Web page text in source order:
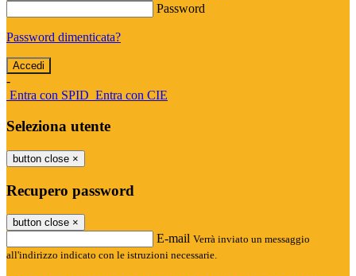
Password
Password dimenticata?
-
Entra con SPID Entra con CIE
Seleziona utente
button close ×
Recupero password
button close ×
E-mail Verrà inviato un messaggio
all'indirizzo indicato con le istruzioni necessarie.